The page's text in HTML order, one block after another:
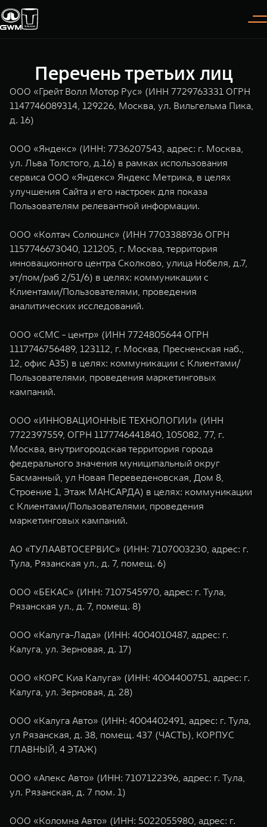
Модели
TANK 300
Следуй за открытиями
TANK 400
За пределы возможного
TANK 500
от 6 499 000 ₽
TANK 700
от 10 199 000 ₽
WEY 07
Расширяя границы комфорта
от 6 149 000 ₽
WEY 05
Эстетика нового времени
от 5 699 000 ₽
Масштаб возможностей
от 6 449 000 ₽
Масштаб возможностей
от 8 099 000 ₽
Покупателям
ВЫБОР АВТОМОБИЛЯ
Спецпредложения
Конфигуратор
Тест-драйв
ПОКУПКА АВТОМОБИЛЯ
TANK Финансы
Корпоративным клиентам
TANK Кредит
TANK Лизинг
TANK Страхование
Владельцам
ГАРАНТИЯ И ПОДДЕРЖКА
Гарантия
Помощь на дороге
СЕРВИС
Нулевое ТО
Сервис
Специальные предложения
ЦИФРОВЫЕ СЕРВИСЫ TANK
Цифровые сервисы TANK
Подписки
О дилере
ИНФОРМАЦИЯ
О нас
35 лет GWM
GWM ТЕХ ДЕНЬ
Перечень третьих лиц
ООО «Грейт Волл Мотор Рус» (ИНН 7729763331 ОГРН
1147746089314, 129226, Москва, ул. Вильгельма Пика,
д. 16)
ООО «Яндекс» (ИНН: 7736207543, адрес: г. Москва,
ул. Льва Толстого, д.16) в рамках использования
сервиса ООО «Яндекс» Яндекс Метрика, в целях
улучшения Сайта и его настроек для показа
Пользователям релевантной информации.
ООО «Колтач Солюшнс» (ИНН 7703388936 ОГРН
1157746673040, 121205, г. Москва, территория
инновационного центра Сколково, улица Нобеля, д.7,
эт/пом/раб 2/51/6) в целях: коммуникации с
Клиентами/Пользователями, проведения
аналитических исследований.
ООО «СМС - центр» (ИНН 7724805644 ОГРН
1117746756489, 123112, г. Москва, Пресненская наб.,
12, офис А35) в целях: коммуникации с Клиентами/
Пользователями, проведения маркетинговых
кампаний.
ООО «ИННОВАЦИОННЫЕ ТЕХНОЛОГИИ» (ИНН
7722397559, ОГРН 1177746441840, 105082, 77, г.
Москва, внутригородская территория города
федерального значения муниципальный округ
Басманный, ул Новая Переведеновская, Дом 8,
Строение 1, Этаж МАНСАРДА) в целях: коммуникации
с Клиентами/Пользователями, проведения
маркетинговых кампаний.
АО «ТУЛААВТОСЕРВИС» (ИНН: 7107003230, адрес: г.
Тула, Рязанская ул., д. 7, помещ. 6)
ООО «БЕКАС» (ИНН: 7107545970, адрес: г. Тула,
Рязанская ул., д. 7, помещ. 8)
ООО «Калуга-Лада» (ИНН: 4004010487, адрес: г.
Калуга, ул. Зерновая, д. 17)
ООО «КОРС Киа Калуга» (ИНН: 4004400751, адрес: г.
Калуга, ул. Зерновая, д. 28)
ООО «Калуга Авто» (ИНН: 4004402491, адрес: г. Тула,
ул Рязанская, д. 38, помещ. 437 (ЧАСТЬ), КОРПУС
ГЛАВНЫЙ, 4 ЭТАЖ)
ООО «Апекс Авто» (ИНН: 7107122396, адрес: г. Тула,
ул. Рязанская, д. 7 пом. 1)
ООО «Коломна Авто» (ИНН: 5022055980, адрес: г.